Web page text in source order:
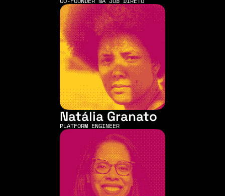
Natália Granato
PLATFORM ENGINEER